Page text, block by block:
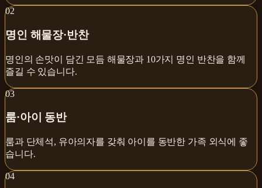
02
명인 해물장·반찬
명인의 손맛이 담긴 모듬 해물장과 10가지 명인 반찬을 함께
즐길 수 있습니다.
03
룸·아이 동반
룸과 단체석, 유아의자를 갖춰 아이를 동반한 가족 외식에 좋
습니다.
04